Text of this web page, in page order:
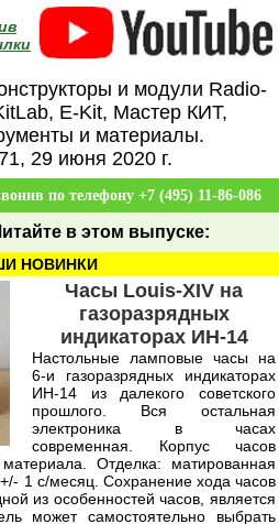
и модули Radio-
E-Kit, Мастер КИТ,
и материалы.
29 июня 2020 г.
по телефону +7 (495) 11-86-086
в этом выпуске:
НОВИНКИ
Часы Louis-XIV на
газоразрядных
индикаторах ИН-14
Настольные ламповые часы на
6-и газоразрядных индикаторах
ИН-14 из далекого советского
прошлого. Вся остальная
электроника в часах
современная. Корпус часов
Отделка: матированная
1 с/месяц. Сохранение хода часов
из особенностей часов, является
может самостоятельно выбрать